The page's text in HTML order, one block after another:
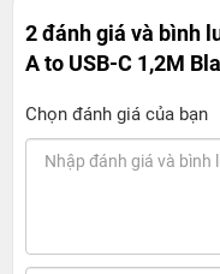
người dùng sẽ được
về cả sự chỉnh chu
thương hiệu. Thiết
gam màu đen. Càng
Không chỉ vậy, nhờ
2 đánh giá và bình
A to USB-C 1,2M
Chọn đánh giá của bạn